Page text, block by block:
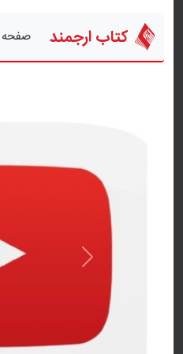
کتاب ارجمند صفحه
قبلی